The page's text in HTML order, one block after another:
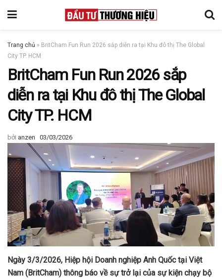
Trang chủ » BritCham Fun Run 2026 sắp diễn ra tại Khu đô thị The Global
City TP. HCM
BritCham Fun Run 2026 sắp
diễn ra tại Khu đô thị The Global
City TP. HCM
bởi anzen 03/03/2026
Ngày 3/3/2026, Hiệp hội Doanh nghiệp Anh Quốc tại Việt
Nam (BritCham) thông báo về sự trở lại của sự kiện chạy bộ